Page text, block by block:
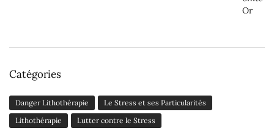
Catégories
Danger Lithothérapie
Le Stress et ses Particularités
Lithothérapie
Lutter contre le Stress